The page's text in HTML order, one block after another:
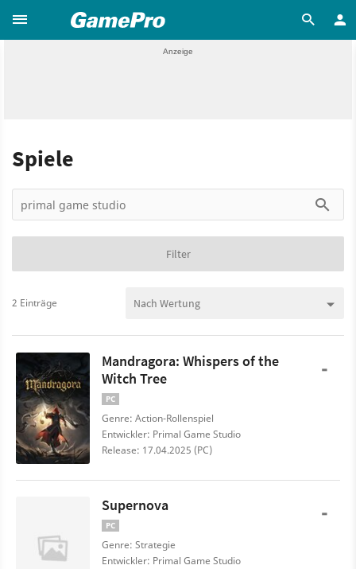
Spiele
Filter
2 Einträge
Mandragora: Whispers of the
Witch Tree
PC
Genre: Action-Rollenspiel
Entwickler: Primal Game Studio
Release: 17.04.2025 (PC)
-
Supernova
PC
Genre: Strategie
Entwickler: Primal Game Studio
-